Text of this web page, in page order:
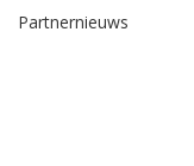
Partnernieuws